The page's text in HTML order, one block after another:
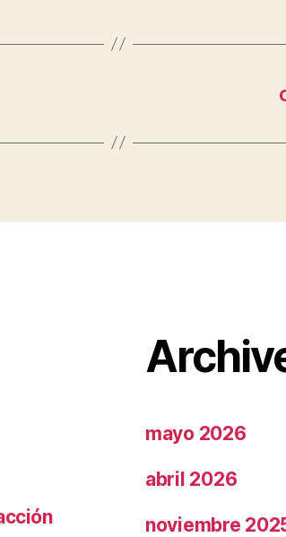
mayo 2026
abril 2026
noviembre